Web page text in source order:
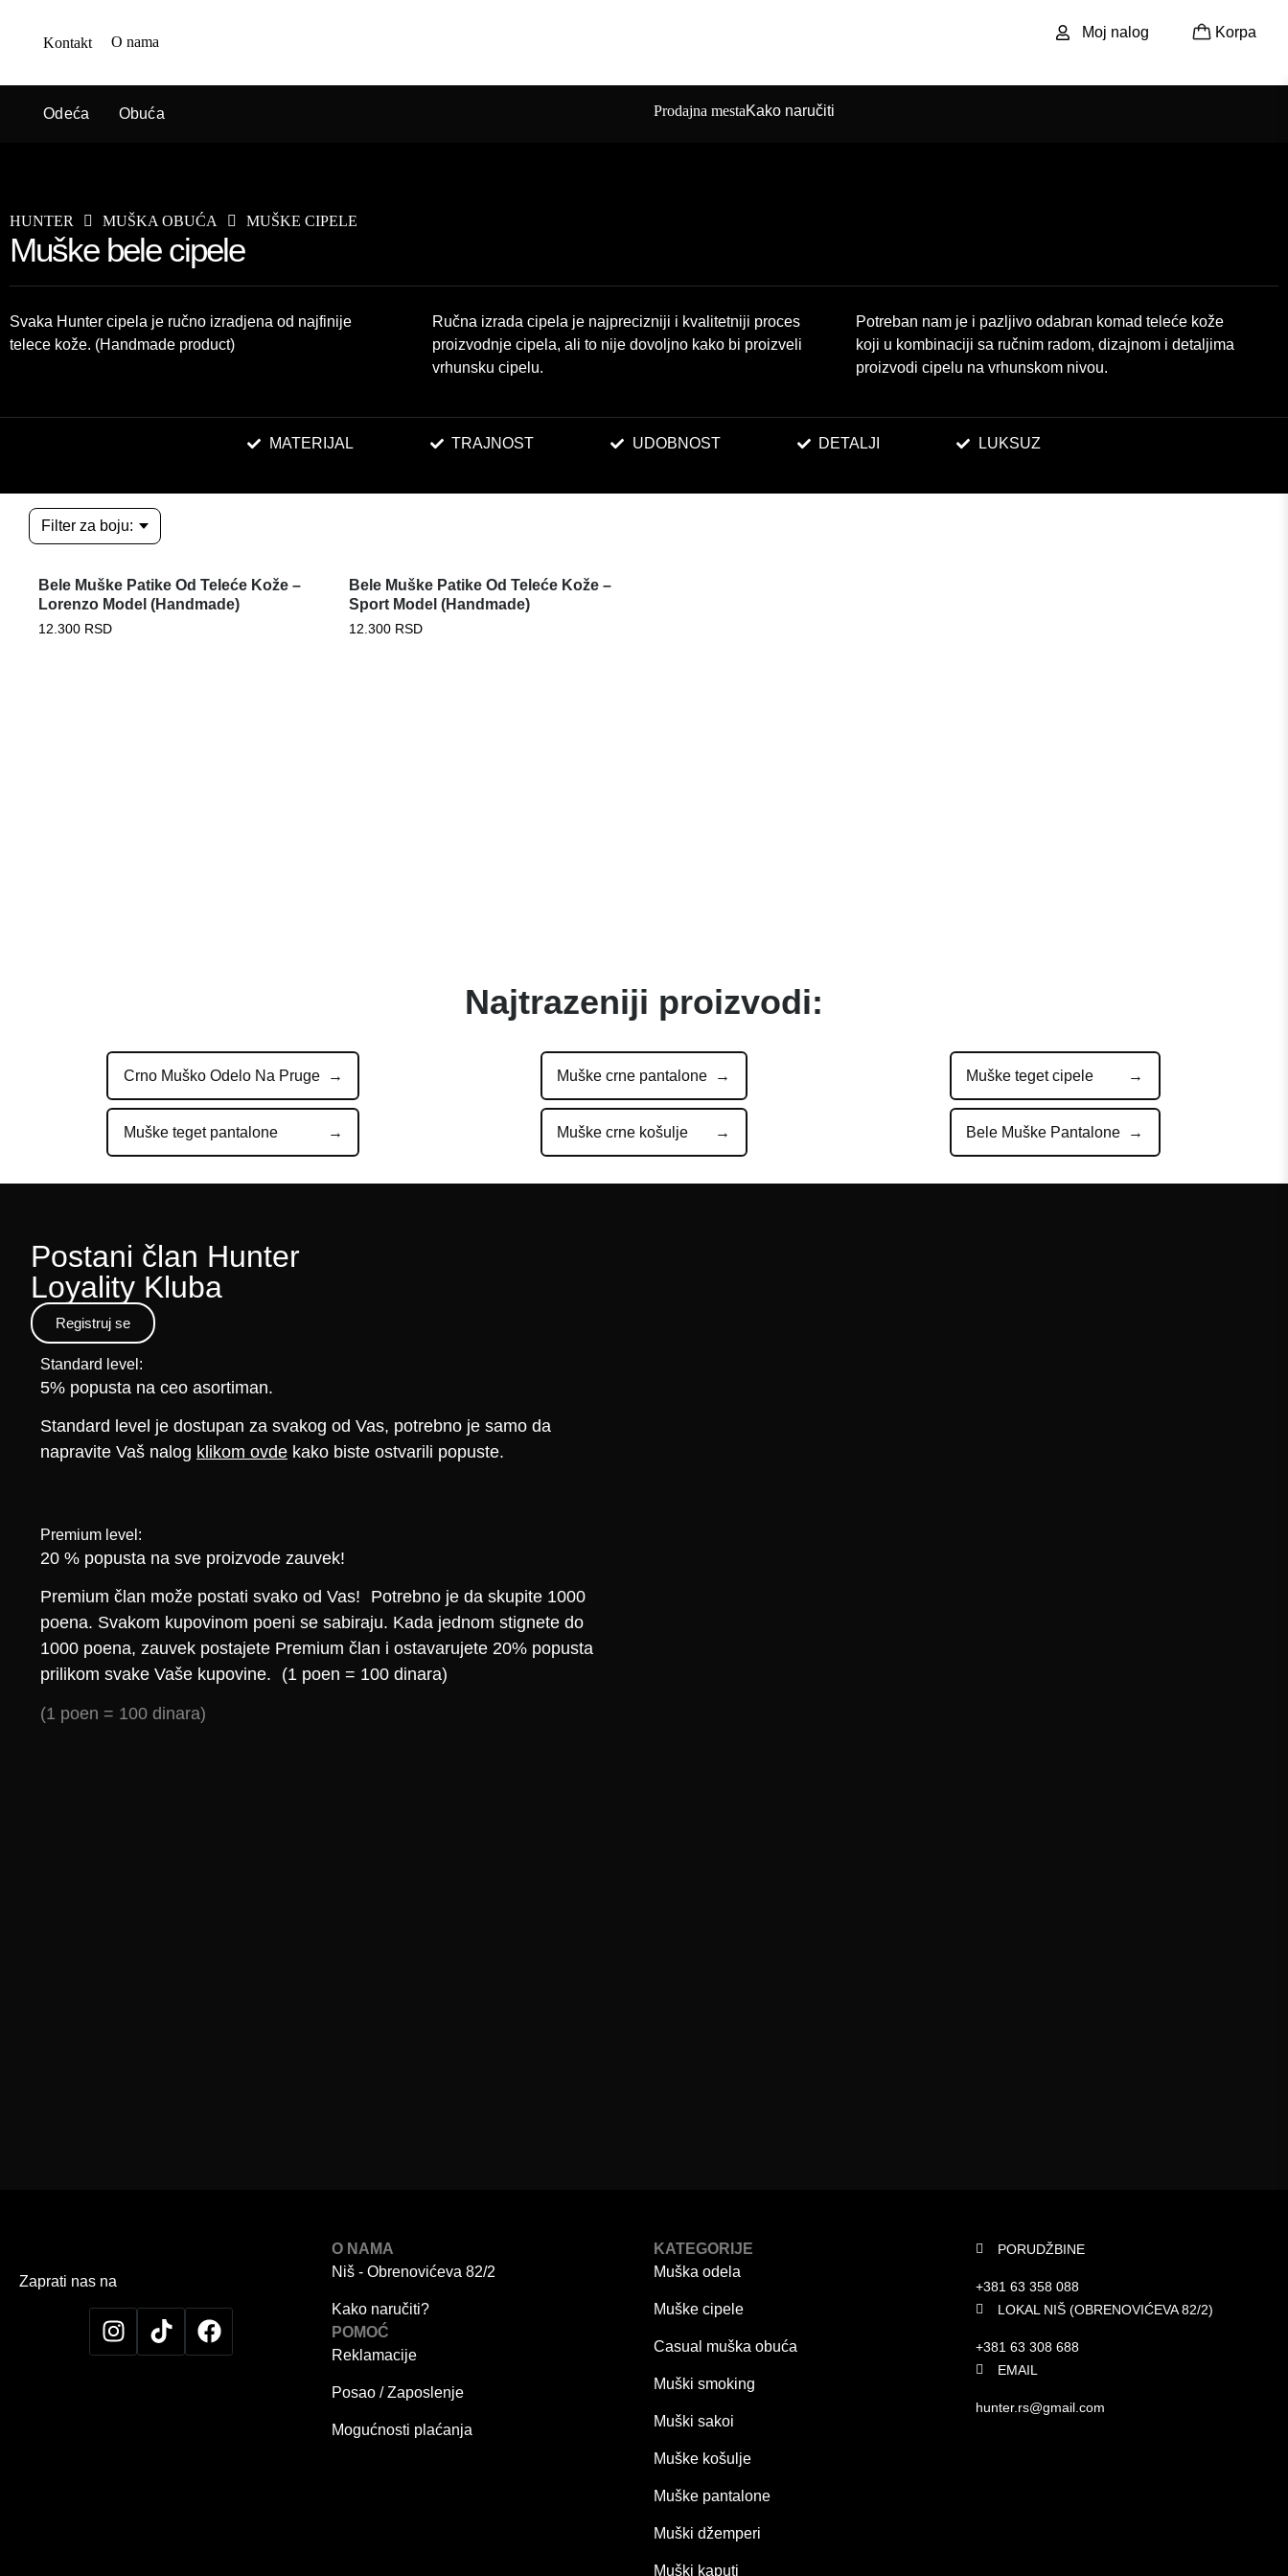
Kontakt O nama
Moj nalog Korpa
Odeća Obuća Prodajna mestaKako naručiti
HUNTER MUŠKA OBUĆA MUŠKE CIPELE
Muške bele cipele
Svaka Hunter cipela je ručno izradjena od najfinije
telece kože. (Handmade product)
Ručna izrada cipela je najprecizniji i kvalitetniji proces
proizvodnje cipela, ali to nije dovoljno kako bi proizveli
vrhunsku cipelu.
Potreban nam je i pazljivo odabran komad teleće kože
koji u kombinaciji sa ručnim radom, dizajnom i detaljima
proizvodi cipelu na vrhunskom nivou.
MATERIJAL TRAJNOST UDOBNOST DETALJI LUKSUZ
Filter za boju:
Bele Muške Patike Od Teleće Kože –
Lorenzo Model (Handmade)
12.300 RSD
Bele Muške Patike Od Teleće Kože –
Sport Model (Handmade)
12.300 RSD
Najtrazeniji proizvodi:
Crno Muško Odelo Na Pruge
Muške teget pantalone
Muške crne pantalone
Muške crne košulje
Muške teget cipele
Bele Muške Pantalone
Postani član Hunter
Loyality Kluba
Registruj se
Standard level:
5% popusta na ceo asortiman.
Standard level je dostupan za svakog od Vas, potrebno je samo da
napravite Vaš nalog klikom ovde kako biste ostvarili popuste.
Premium level:
20 % popusta na sve proizvode zauvek!
Premium član može postati svako od Vas! Potrebno je da skupite 1000
poena. Svakom kupovinom poeni se sabiraju. Kada jednom stignete do
1000 poena, zauvek postajete Premium član i ostavarujete 20% popusta
prilikom svake Vaše kupovine. (1 poen = 100 dinara)
(1 poen = 100 dinara)
Zaprati nas na
O NAMA
Niš - Obrenovićeva 82/2
Kako naručiti?
POMOĆ
Reklamacije
Posao / Zaposlenje
Mogućnosti plaćanja
KATEGORIJE
Muška odela
Muške cipele
Casual muška obuća
Muški smoking
Muški sakoi
Muške košulje
Muške pantalone
Muški džemperi
Muški kaputi
PORUDŽBINE
+381 63 358 088
LOKAL NIŠ (OBRENOVIĆEVA 82/2)
+381 63 308 688
EMAIL
hunter.rs@gmail.com